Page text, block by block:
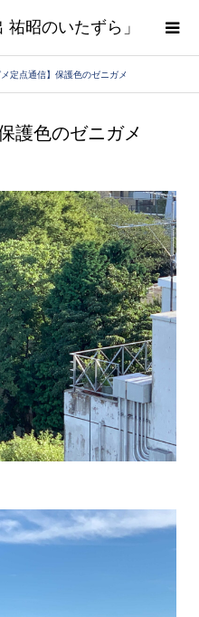
昭のいたずら」
メ定点通信】保護色のゼニガメ
護色のゼニガメ